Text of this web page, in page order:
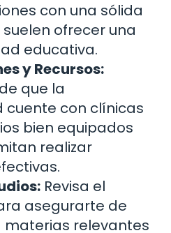
con una sólida
ofrecer una
educativa.
y Recursos:
que la
cuente con clínicas
bien equipados
realizar
Revisa el
asegurarte de
materias relevantes